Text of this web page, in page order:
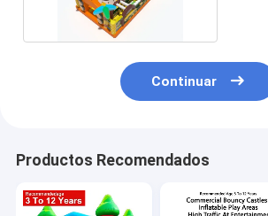
Continuar
Productos Recomendados